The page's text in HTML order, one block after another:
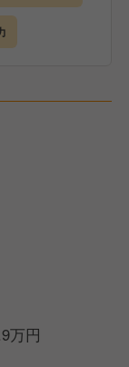
ークをするな
万円